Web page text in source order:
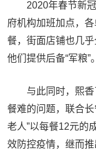
2020年春节新
府机构加班加点，
餐，街面店铺也几
他们提供后备“军粮”。
与此同时，熙
餐难的问题，联合
老人”以每餐12元的
效防控疫情，继而